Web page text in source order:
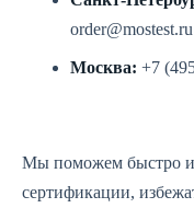
order@mostest.ru
Москва: +7
Мы поможем быстро и
сертификации,